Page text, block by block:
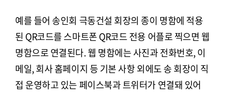
예를 들어 송인회 극동건설 회장의 종이 명함에 적용
된 QR코드를 스마트폰 QR코드 전용 어플로 찍으면 웹
명함으로 연결된다. 웹 명함에는 사진과 전화번호, 이
메일, 회사 홈페이지 등 기본 사항 외에도 송 회장이 직
접 운영하고 있는 페이스북과 트위터가 연결돼 있어